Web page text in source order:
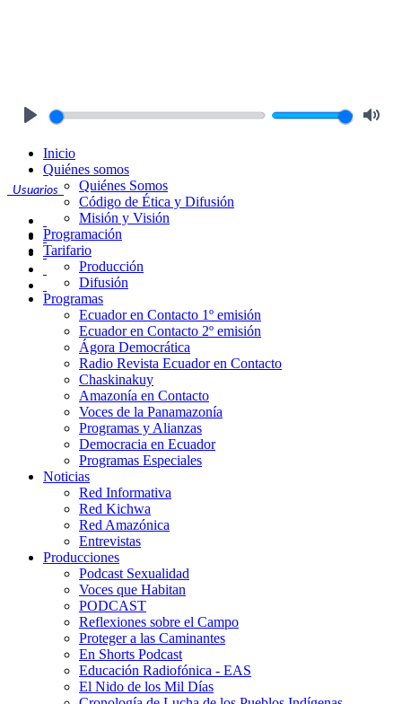
Usuarios
Inicio
Quiénes somos
Quiénes Somos
Código de Ética y Difusión
Misión y Visión
Programación
Tarifario
Producción
Difusión
Programas
Ecuador en Contacto 1º emisión
Ecuador en Contacto 2º emisión
Ágora Democrática
Radio Revista Ecuador en Contacto
Chaskinakuy
Amazonía en Contacto
Voces de la Panamazonía
Programas y Alianzas
Democracia en Ecuador
Programas Especiales
Noticias
Red Informativa
Red Kichwa
Red Amazónica
Entrevistas
Producciones
Podcast Sexualidad
Voces que Habitan
PODCAST
Reflexiones sobre el Campo
Proteger a las Caminantes
En Shorts Podcast
Educación Radiofónica - EAS
El Nido de los Mil Días